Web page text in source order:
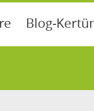
Blog-